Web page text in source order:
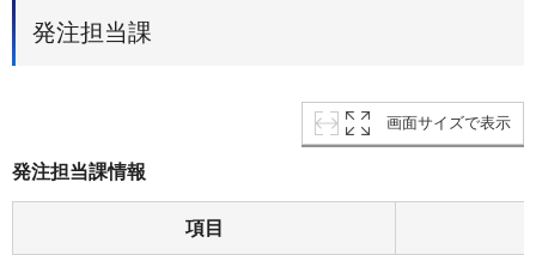
発注担当課
画面サイズで表示
発注担当課情報
項目